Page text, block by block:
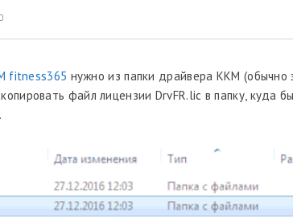
fitness365 нужно из папки драйвера ККМ (обычно
файл лицензии DrvFR.lic в папку, куда
.